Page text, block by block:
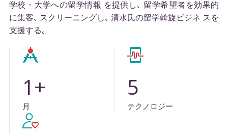
学校・大学への留学情報 を提供し､ 留学希望者を効果的
に集客､ スクリーニングし､ 清水氏の留学斡旋ビジネ スを
支援する｡
月
1+
テクノロジー
5